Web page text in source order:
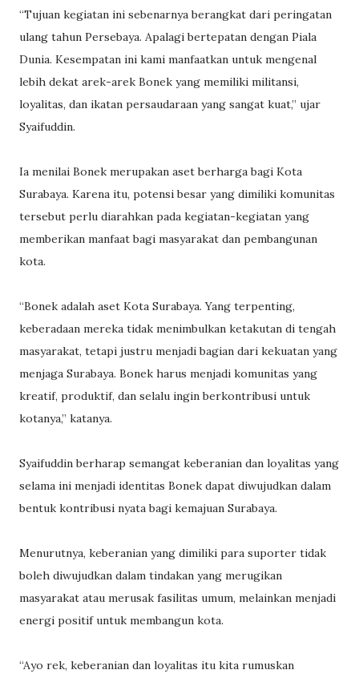
“Tujuan kegiatan ini sebenarnya berangkat dari peringatan
ulang tahun Persebaya. Apalagi bertepatan dengan Piala
Dunia. Kesempatan ini kami manfaatkan untuk mengenal
lebih dekat arek-arek Bonek yang memiliki militansi,
loyalitas, dan ikatan persaudaraan yang sangat kuat,” ujar
Syaifuddin.
Ia menilai Bonek merupakan aset berharga bagi Kota
Surabaya. Karena itu, potensi besar yang dimiliki komunitas
tersebut perlu diarahkan pada kegiatan-kegiatan yang
memberikan manfaat bagi masyarakat dan pembangunan
kota.
“Bonek adalah aset Kota Surabaya. Yang terpenting,
keberadaan mereka tidak menimbulkan ketakutan di tengah
masyarakat, tetapi justru menjadi bagian dari kekuatan yang
menjaga Surabaya. Bonek harus menjadi komunitas yang
kreatif, produktif, dan selalu ingin berkontribusi untuk
kotanya,” katanya.
Syaifuddin berharap semangat keberanian dan loyalitas yang
selama ini menjadi identitas Bonek dapat diwujudkan dalam
bentuk kontribusi nyata bagi kemajuan Surabaya.
Menurutnya, keberanian yang dimiliki para suporter tidak
boleh diwujudkan dalam tindakan yang merugikan
masyarakat atau merusak fasilitas umum, melainkan menjadi
energi positif untuk membangun kota.
“Ayo rek, keberanian dan loyalitas itu kita rumuskan